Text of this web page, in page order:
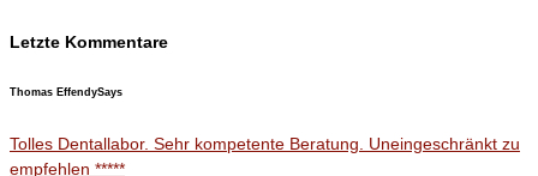
Letzte Kommentare
Thomas EffendySays
Tolles Dentallabor. Sehr kompetente Beratung. Uneingeschränkt zu
empfehlen *****